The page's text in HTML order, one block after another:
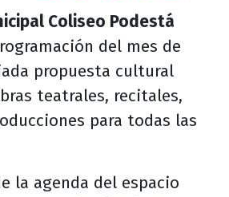
Coliseo Podestá
del mes de
propuesta cultural
teatrales, recitales,
para todas las
la agenda del espacio